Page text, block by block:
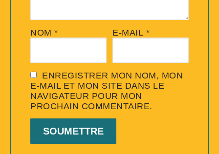
NOM * E-MAIL *
ENREGISTRER MON NOM, MON
E-MAIL ET MON SITE DANS LE
NAVIGATEUR POUR MON
PROCHAIN COMMENTAIRE.